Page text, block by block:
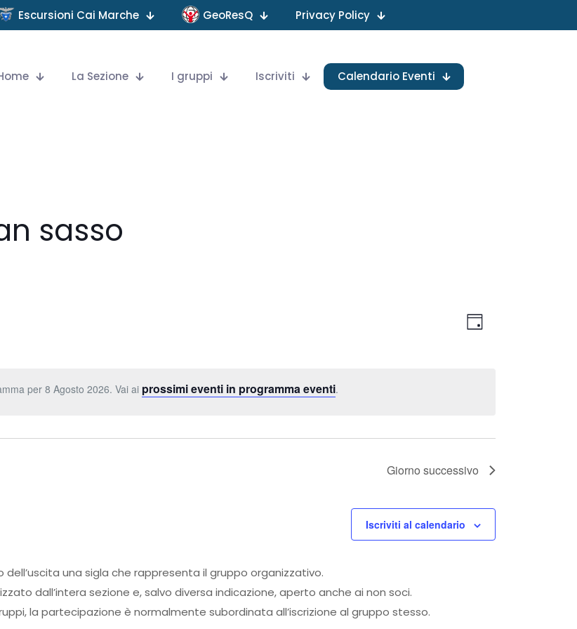
Escursioni Cai Marche GeoResQ Privacy Policy
La Sezione I gruppi Iscriviti Calendario Eventi
per 8 Agosto 2026. Vai ai prossimi eventi in programma eventi.
sasso
Viste
Evento
Giorno
Giorno successivo
Iscriviti al calendario
una sigla che rappresenta il gruppo organizzativo.
dall’intera sezione e, salvo diversa indicazione, aperto anche ai non soci.
la partecipazione è normalmente subordinata all’iscrizione al gruppo stesso.